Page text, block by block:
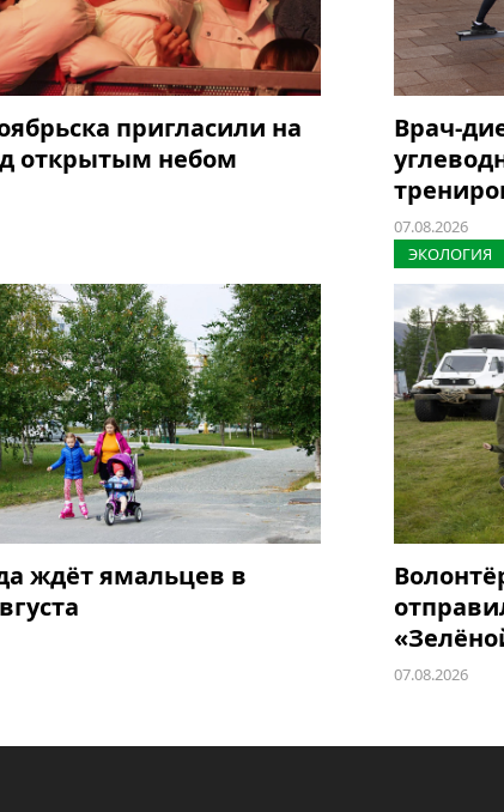
пригласили на
открытым небом
Врач-
07.08.2026
ждёт ямальцев в
ЭКОЛОГИЯ
07.08.2026